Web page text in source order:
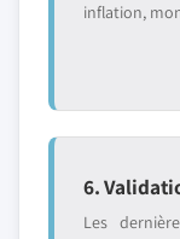
inflation,
6.
Les